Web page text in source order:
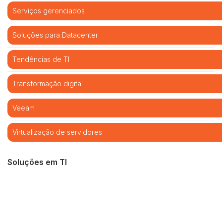
Serviços gerenciados
Soluções para Datacenter
Tendências de TI
Transformação digital
Veeam
Virtualização de servidores
Soluções em TI